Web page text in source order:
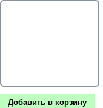
Добавить в корзину